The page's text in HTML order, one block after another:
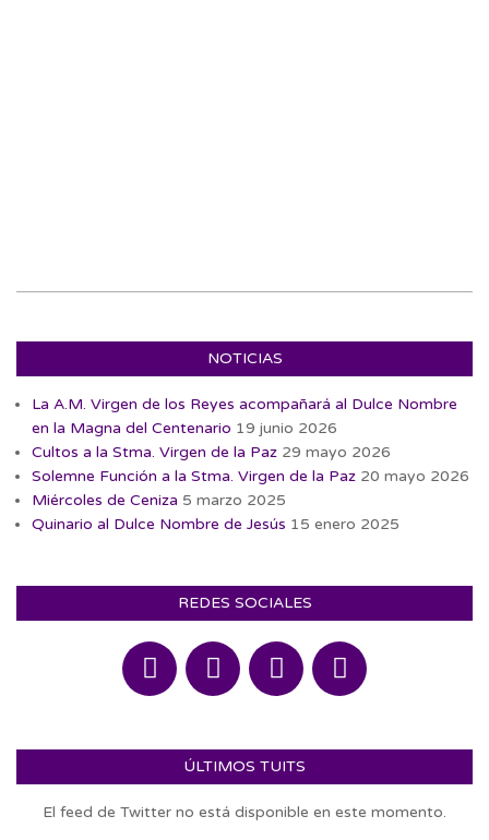
NOTICIAS
La A.M. Virgen de los Reyes acompañará al Dulce Nombre
en la Magna del Centenario 19 junio 2026
Cultos a la Stma. Virgen de la Paz 29 mayo 2026
Solemne Función a la Stma. Virgen de la Paz 20 mayo 2026
Miércoles de Ceniza 5 marzo 2025
Quinario al Dulce Nombre de Jesús 15 enero 2025
REDES SOCIALES
ÚLTIMOS TUITS
El feed de Twitter no está disponible en este momento.